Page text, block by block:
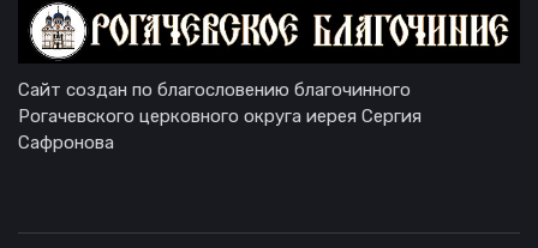
Сайт создан по благословению благочинного
Рогачевского церковного округа иерея Сергия
Сафронова